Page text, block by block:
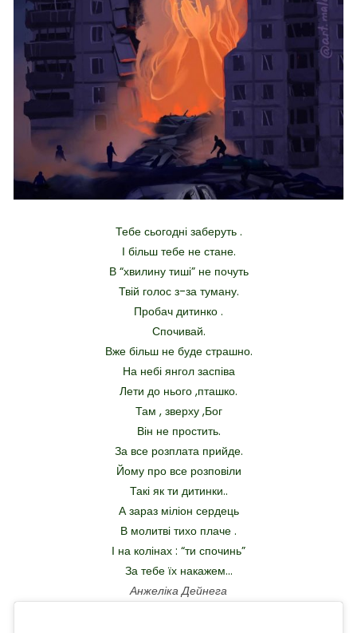
Тебе сьогодні заберуть .
І більш тебе не стане.
В “хвилину тиші” не почуть
Твій голос з-за туману.
Пробач дитинко .
Спочивай.
Вже більш не буде страшно.
На небі янгол заспіва
Лети до нього ,пташко.
Там , зверху ,Бог
Він не простить.
За все розплата прийде.
Йому про все розповіли
Такі як ти дитинки..
А зараз міліон сердець
В молитві тихо плаче .
І на колінах : “ти спочинь”
За тебе їх накажем…
Анжеліка Дейнега